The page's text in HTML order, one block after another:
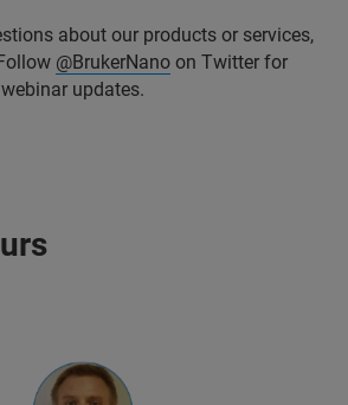
about our products or services,
@BrukerNano on Twitter for
updates.